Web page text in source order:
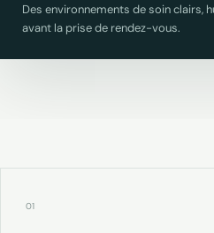
Des environnements de soin clairs,
avant la prise de rendez-vous.
01